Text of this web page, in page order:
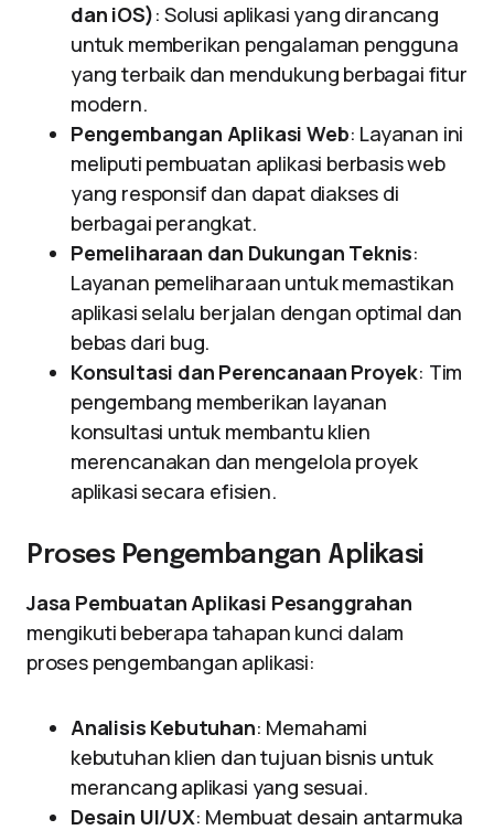
dan iOS): Solusi aplikasi yang dirancang
untuk memberikan pengalaman pengguna
yang terbaik dan mendukung berbagai fitur
modern.
Pengembangan Aplikasi Web: Layanan ini
meliputi pembuatan aplikasi berbasis web
yang responsif dan dapat diakses di
berbagai perangkat.
Pemeliharaan dan Dukungan Teknis:
Layanan pemeliharaan untuk memastikan
aplikasi selalu berjalan dengan optimal dan
bebas dari bug.
Konsultasi dan Perencanaan Proyek: Tim
pengembang memberikan layanan
konsultasi untuk membantu klien
merencanakan dan mengelola proyek
aplikasi secara efisien.
Proses Pengembangan Aplikasi
Jasa Pembuatan Aplikasi Pesanggrahan
mengikuti beberapa tahapan kunci dalam
proses pengembangan aplikasi:
Analisis Kebutuhan: Memahami
kebutuhan klien dan tujuan bisnis untuk
merancang aplikasi yang sesuai.
Desain UI/UX: Membuat desain antarmuka